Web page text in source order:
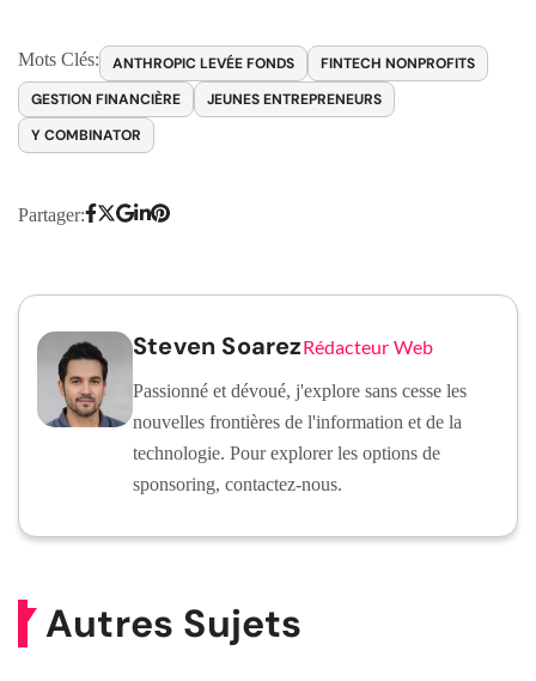
Mots Clés: ANTHROPIC LEVÉE FONDS
FINTECH NONPROFITS
GESTION FINANCIÈRE
JEUNES ENTREPRENEURS
Y COMBINATOR
Partager:
Steven SoarezRédacteur Web
Passionné et dévoué, j'explore sans cesse les
nouvelles frontières de l'information et de la
technologie. Pour explorer les options de
sponsoring, contactez-nous.
Autres Sujets